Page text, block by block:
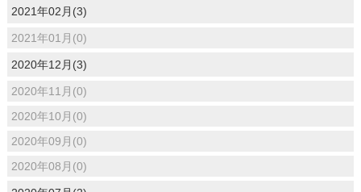
2021年02月(3)
2021年01月(0)
2020年12月(3)
2020年11月(0)
2020年10月(0)
2020年09月(0)
2020年08月(0)